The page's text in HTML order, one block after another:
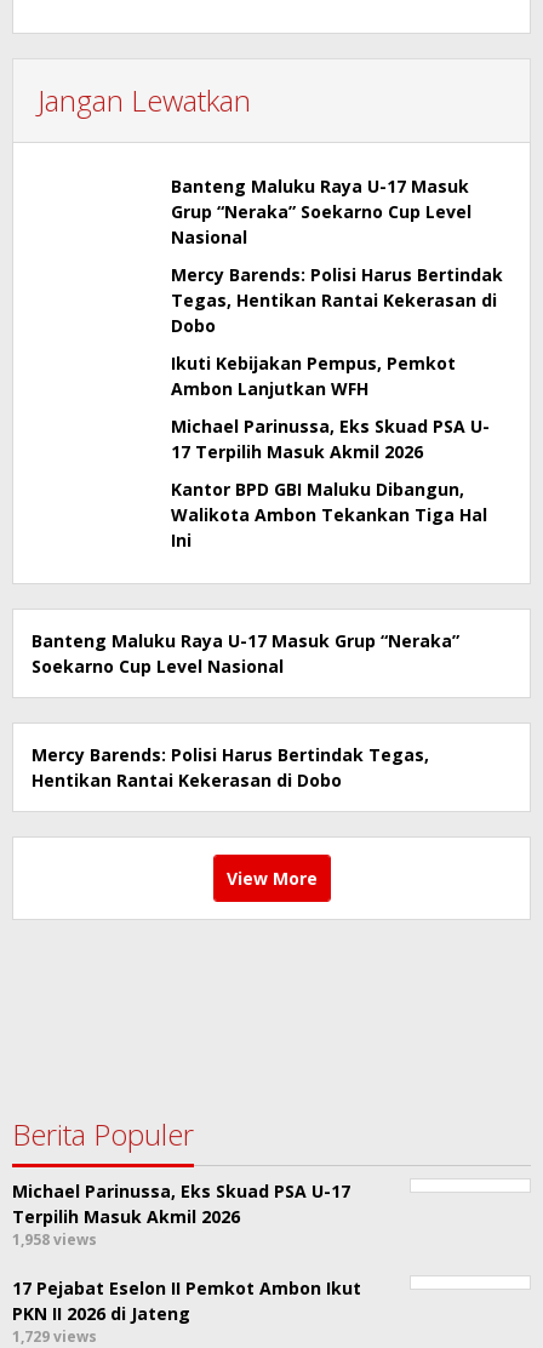
Jangan Lewatkan
Banteng Maluku Raya U-17 Masuk
Grup “Neraka” Soekarno Cup Level
Nasional
Mercy Barends: Polisi Harus Bertindak
Tegas, Hentikan Rantai Kekerasan di
Dobo
Ikuti Kebijakan Pempus, Pemkot
Ambon Lanjutkan WFH
Michael Parinussa, Eks Skuad PSA U-
17 Terpilih Masuk Akmil 2026
Kantor BPD GBI Maluku Dibangun,
Walikota Ambon Tekankan Tiga Hal
Ini
Banteng Maluku Raya U-17 Masuk Grup “Neraka”
Soekarno Cup Level Nasional
Mercy Barends: Polisi Harus Bertindak Tegas,
Hentikan Rantai Kekerasan di Dobo
View More
Berita Populer
Michael Parinussa, Eks Skuad PSA U-17
Terpilih Masuk Akmil 2026
1,958 views
17 Pejabat Eselon II Pemkot Ambon Ikut
PKN II 2026 di Jateng
1,729 views